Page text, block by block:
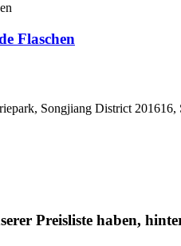
Flaschen
Songjiang District 201616,
Preisliste haben,